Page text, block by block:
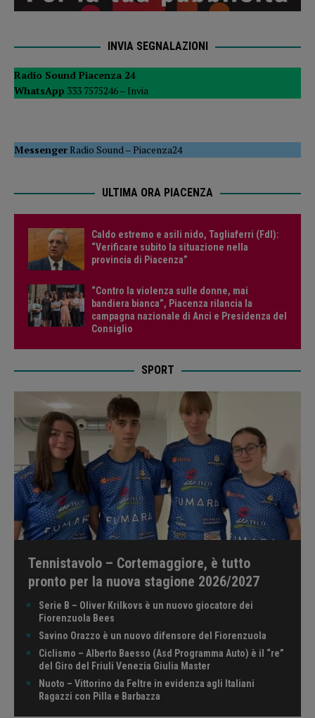
INVIA SEGNALAZIONI
Radio Sound Piacenza 24
WhatsApp 333 7575246 – Invia
MessengerRadio Sound –Piacenza24
ULTIMA ORA PIACENZA
Caldo estremo e asili nido, Tagliaferri (FdI):
“Verificare subito la situazione nella
provincia di Piacenza”
“Contro la violenza sulle donne, mai
bandiera bianca”, Piacenza rilancia la
campagna nazionale di Anci e Presidenza del
Consiglio
SPORT
Tennistavolo – Cortemaggiore, è tutto
pronto per la nuova stagione 2026/2027
Serie B – Oliver Krilkovs è un nuovo giocatore dei
Fiorenzuola Bees
Savino Orazzo è un nuovo difensore del Fiorenzuola
Ciclismo – Alberto Baesso (Asd Programma Auto) è il “re”
del Giro del Friuli Venezia Giulia Master
Nuoto – Vittorino da Feltre in evidenza agli Italiani
Ragazzi con Pilla e Barbazza